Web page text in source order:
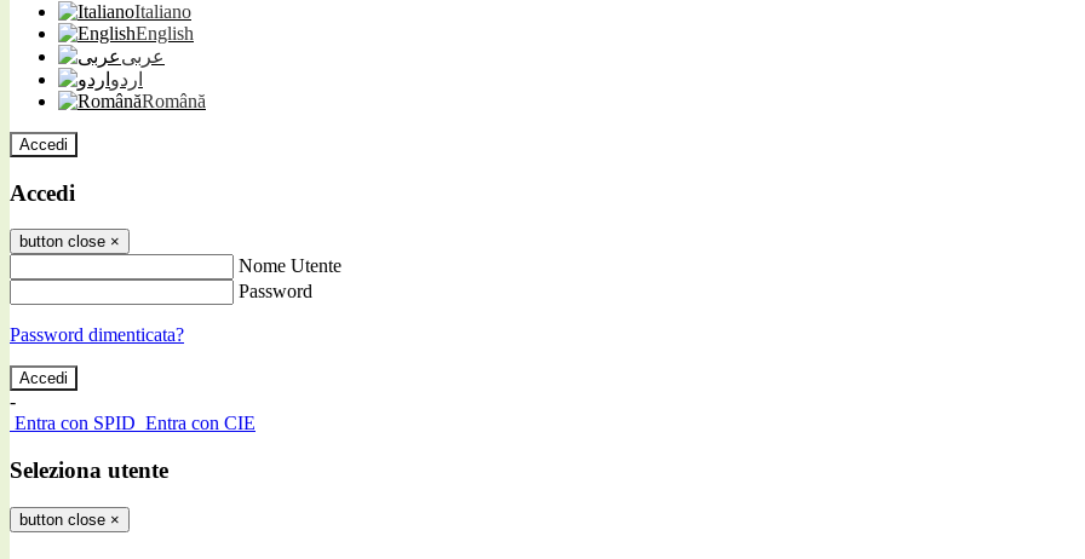
Italiano
English
عربى
اردو
Română
Accedi
Accedi
button close ×
Nome Utente
Password
Password dimenticata?
-
Entra con SPID Entra con CIE
Seleziona utente
button close ×